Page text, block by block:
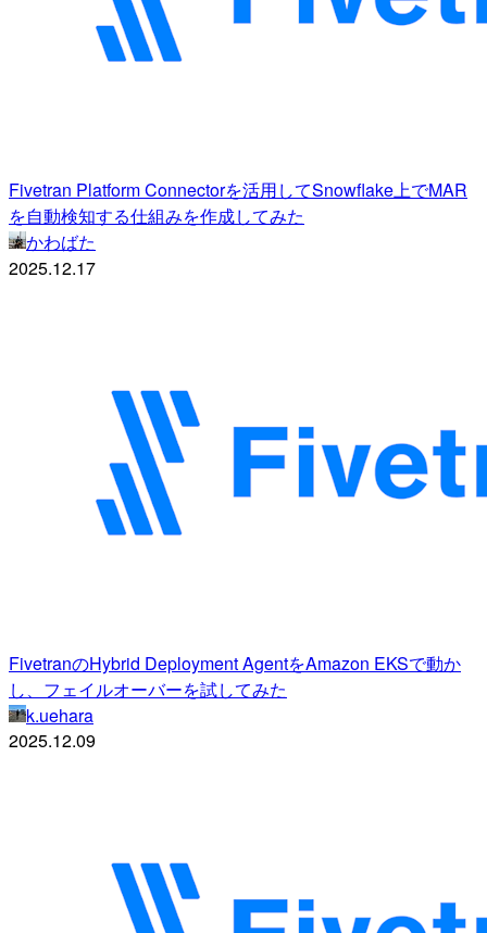
Fivetran Platform Connectorを活用してSnowflake上でMAR
を自動検知する仕組みを作成してみた
かわばた
2025.12.17
FivetranのHybrid Deployment AgentをAmazon EKSで動か
し、フェイルオーバーを試してみた
k.uehara
2025.12.09